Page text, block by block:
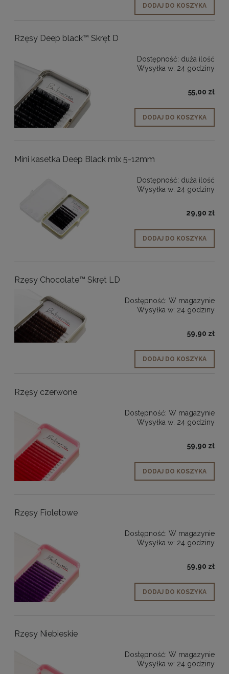
DODAJ DO KOSZYKA
Rzęsy Deep black™ Skręt D
Dostępność: duża ilość
Wysyłka w: 24 godziny
55,00 zł
DODAJ DO KOSZYKA
Mini kasetka Deep Black mix 5-12mm
Dostępność: duża ilość
Wysyłka w: 24 godziny
29,90 zł
DODAJ DO KOSZYKA
Rzęsy Chocolate™ Skręt LD
Dostępność: W magazynie
Wysyłka w: 24 godziny
59,90 zł
DODAJ DO KOSZYKA
Rzęsy czerwone
Dostępność: W magazynie
Wysyłka w: 24 godziny
59,90 zł
DODAJ DO KOSZYKA
Rzęsy Fioletowe
Dostępność: W magazynie
Wysyłka w: 24 godziny
59,90 zł
DODAJ DO KOSZYKA
Rzęsy Niebieskie
Dostępność: W magazynie
Wysyłka w: 24 godziny